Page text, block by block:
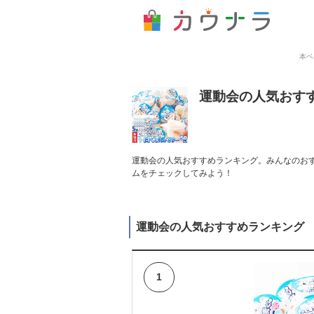
本
運動会の人気おす
運動会の人気おすすめランキング。みんなの
ムをチェックしてみよう！
運動会の人気おすすめランキング
1